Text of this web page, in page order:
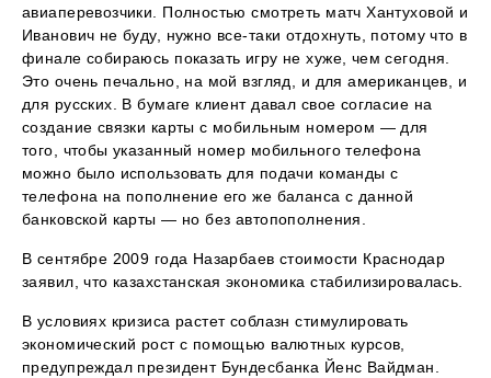
авиаперевозчики. Полностью смотреть матч Хантуховой и
Иванович не буду, нужно все-таки отдохнуть, потому что в
финале собираюсь показать игру не хуже, чем сегодня.
Это очень печально, на мой взгляд, и для американцев, и
для русских. В бумаге клиент давал свое согласие на
создание связки карты с мобильным номером — для
того, чтобы указанный номер мобильного телефона
можно было использовать для подачи команды с
телефона на пополнение его же баланса с данной
банковской карты — но без автопополнения.
В сентябре 2009 года Назарбаев стоимости Краснодар
заявил, что казахстанская экономика стабилизировалась.
В условиях кризиса растет соблазн стимулировать
экономический рост с помощью валютных курсов,
предупреждал президент Бундесбанка Йенс Вайдман.